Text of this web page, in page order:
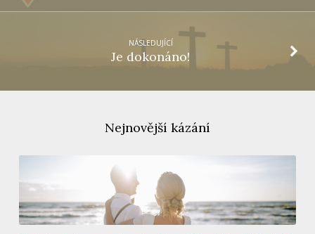
NÁSLEDUJÍCÍ
Je dokonáno!
Nejnovější kázání